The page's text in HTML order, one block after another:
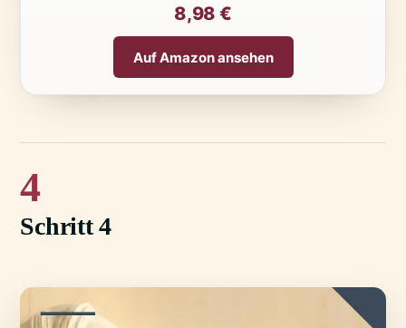
8,98 €
Auf Amazon ansehen
4
Schritt 4